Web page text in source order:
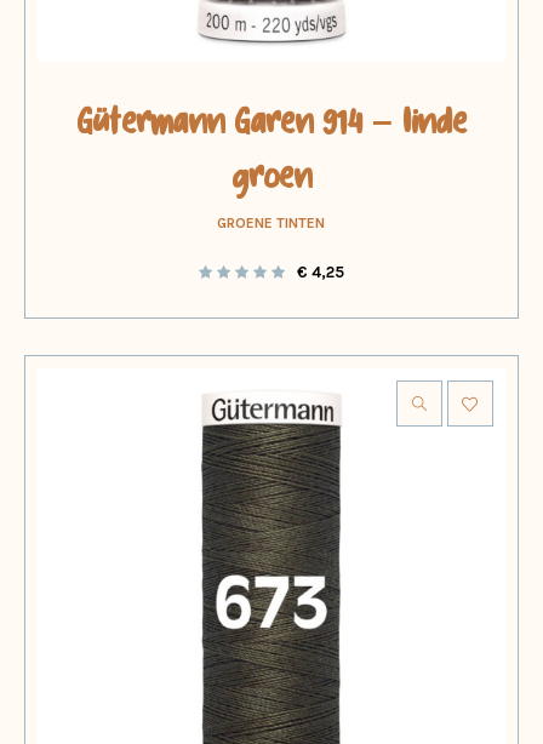
Gütermann Garen 914 – linde
groen
GROENE TINTEN
€ 4,25